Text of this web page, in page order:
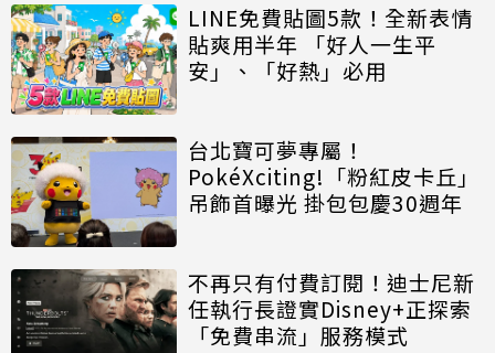
LINE免費貼圖5款！全新表情
貼爽用半年 「好人一生平
安」、「好熱」必用
台北寶可夢專屬！
PokéXciting!「粉紅皮卡丘」
吊飾首曝光 掛包包慶30週年
不再只有付費訂閱！迪士尼新
任執行長證實Disney+正探索
「免費串流」服務模式